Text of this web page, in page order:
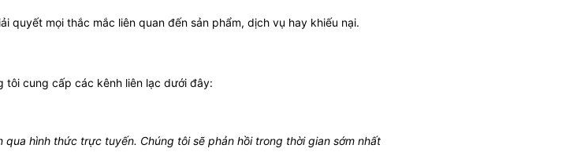
quyết mọi thắc mắc liên quan đến sản phẩm, dịch vụ hay khiếu nại.
tôi cung cấp các kênh liên lạc dưới đây:
hình thức trực tuyến. Chúng tôi sẽ phản hồi trong thời gian sớm nhất